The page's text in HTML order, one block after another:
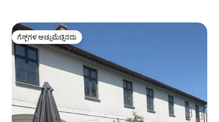
ಗೆಸ್ಟ್‌ಗಳ ಅಚ್ಚುಮೆಚ್ಚಿನದು
ಗೆಸ್ಟ್‌ಗಳ ಅಚ್ಚುಮೆಚ್ಚಿನದು